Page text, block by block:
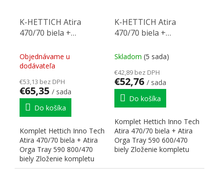
K-HETTICH Atira
470/70 biela +
590 800 biela
Objednávame u
dodávateľa
€53,13 bez DPH
€65,35 / sada
Do košíka
Komplet Hettich Inno Tech
Atira 470/70 biela + Atira
Orga Tray 590 800/470
biely Zloženie kompletu
HETTICH 9194627...
K-HETTICH Atira
470/70 biela +
590 600 biela
Skladom (5 sada)
€42,89 bez DPH
€52,76 / sada
Do košíka
Komplet Hettich Inno Tech
Atira 470/70 biela + Atira
Orga Tray 590 600/470
biely Zloženie kompletu